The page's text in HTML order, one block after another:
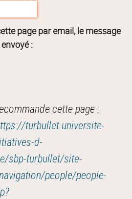
page par email, le message
:
cette page :
turbullet.universite-
d-
sbp-turbullet/site-
people/people-